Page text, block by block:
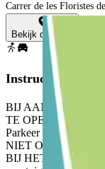
Carrer de les Floristes
Bekijk de kaart
Instructies
BIJ AANKOMST:
TE OPENEN: Stop
Parkeer op een
NIET OPENT:
BIJ HET